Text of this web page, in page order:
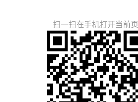
扫一扫在手机打开当前页